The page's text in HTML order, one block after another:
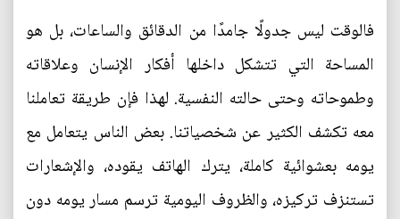
فالوقت ليس جدولًا جامدًا من الدقائق والساعات، بل هو
المساحة التي تتشكل داخلها أفكار الإنسان وعلاقاته
وطموحاته وحتى حالته النفسية. لهذا فإن طريقة تعاملنا
معه تكشف الكثير عن شخصياتنا. بعض الناس يتعامل مع
يومه بعشوائية كاملة، يترك الهاتف يقوده، والإشعارات
تستنزف تركيزه، والظروف اليومية ترسم مسار يومه دون